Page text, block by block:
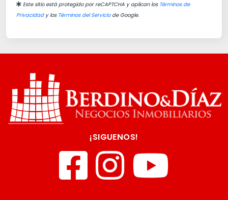
Este sitio está protegido por reCAPTCHA y aplican los Términos de
Privacidady los Términos del Serviciode Google.
¡SIGUENOS!